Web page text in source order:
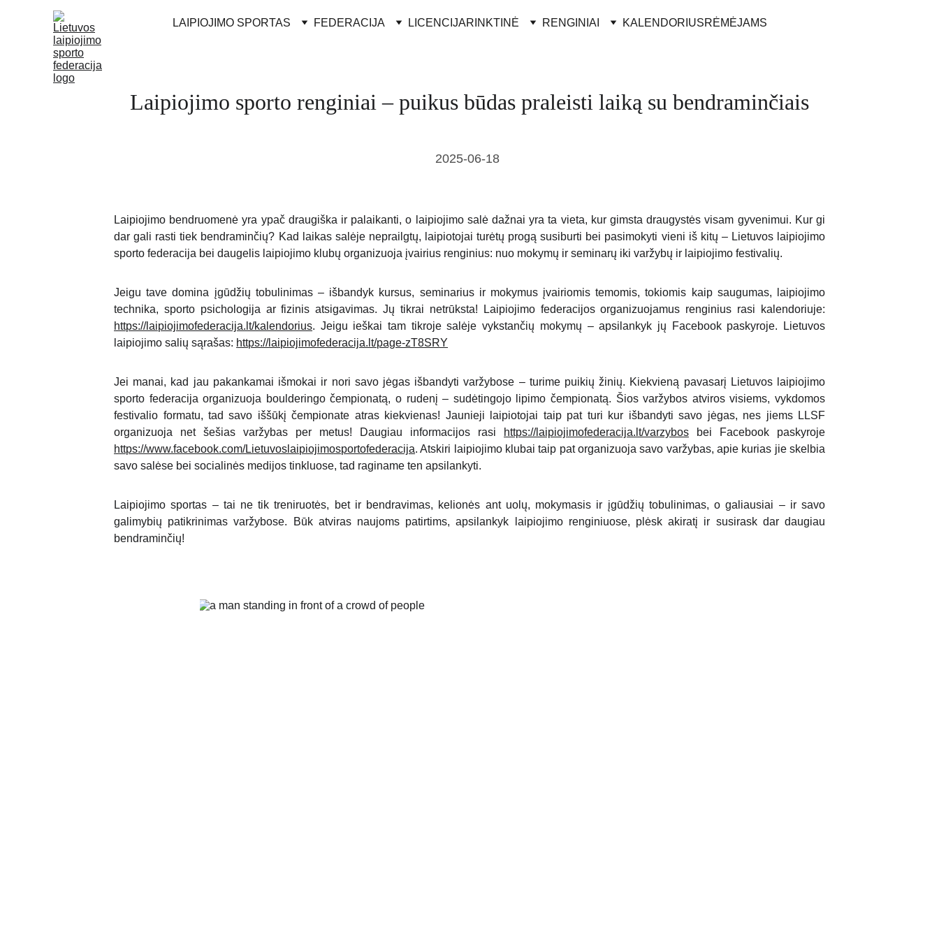
LAIPIOJIMO SPORTAS FEDERACIJA LICENCIJARINKTINĖ RENGINIAI KALENDORIUSRĖMĖJAMS
Laipiojimo bendruomenė yra ypač draugiška ir palaikanti, o laipiojimo salė dažnai yra ta vieta, kur gimsta draugystės visam gyvenimui. Kur gi
dar gali rasti tiek bendraminčių? Kad laikas salėje neprailgtų, laipiotojai turėtų progą susiburti bei pasimokyti vieni iš kitų – Lietuvos laipiojimo
sporto federacija bei daugelis laipiojimo klubų organizuoja įvairius renginius: nuo mokymų ir seminarų iki varžybų ir laipiojimo festivalių.
Jeigu tave domina įgūdžių tobulinimas – išbandyk kursus, seminarius ir mokymus įvairiomis temomis, tokiomis kaip saugumas, laipiojimo
technika, sporto psichologija ar fizinis atsigavimas. Jų tikrai netrūksta! Laipiojimo federacijos organizuojamus renginius rasi kalendoriuje:
https://laipiojimofederacija.lt/kalendorius. Jeigu ieškai tam tikroje salėje vykstančių mokymų – apsilankyk jų Facebook paskyroje. Lietuvos
laipiojimo salių sąrašas: https://laipiojimofederacija.lt/page-zT8SRY
Jei manai, kad jau pakankamai išmokai ir nori savo jėgas išbandyti varžybose – turime puikių žinių. Kiekvieną pavasarį Lietuvos laipiojimo
sporto federacija organizuoja boulderingo čempionatą, o rudenį – sudėtingojo lipimo čempionatą. Šios varžybos atviros visiems, vykdomos
festivalio formatu, tad savo iššūkį čempionate atras kiekvienas! Jaunieji laipiotojai taip pat turi kur išbandyti savo jėgas, nes jiems LLSF
organizuoja net šešias varžybas per metus! Daugiau informacijos rasi
https://laipiojimofederacija.lt/varzybos bei Facebook paskyroje
https://www.facebook.com/Lietuvoslaipiojimosportofederacija. Atskiri laipiojimo klubai taip pat organizuoja savo varžybas, apie kurias jie skelbia
savo salėse bei socialinės medijos tinkluose, tad raginame ten apsilankyti.
Laipiojimo sportas – tai ne tik treniruotės, bet ir bendravimas, kelionės ant uolų, mokymasis ir įgūdžių tobulinimas, o galiausiai – ir savo
galimybių patikrinimas varžybose. Būk atviras naujoms patirtims, apsilankyk laipiojimo renginiuose, plėsk akiratį ir susirask dar daugiau
bendraminčių!
Laipiojimo sporto renginiai – puikus būdas praleisti laiką su bendraminčiais
2025-06-18